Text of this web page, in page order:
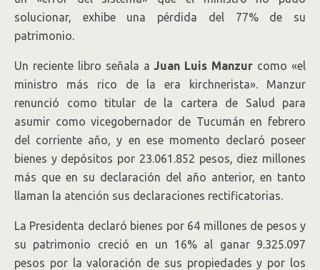
solucionar, exhibe una pérdida del 77% de su
patrimonio.
Un reciente libro señala aJuan Luis Manzur como «el
ministro más rico de la era kirchnerista». Manzur
renunció como titular de la cartera de Salud para
asumir como vicegobernador de Tucumán en febrero
del corriente año, y en ese momento declaró poseer
bienes y depósitos por 23.061.852 pesos, diez millones
más que en su declaración del año anterior, en tanto
llaman la atención sus declaraciones rectificatorias.
La Presidenta declaró bienes por 64 millones de pesos y
su patrimonio creció en un 16% al ganar 9.325.097
pesos por la valoración de sus propiedades y por los